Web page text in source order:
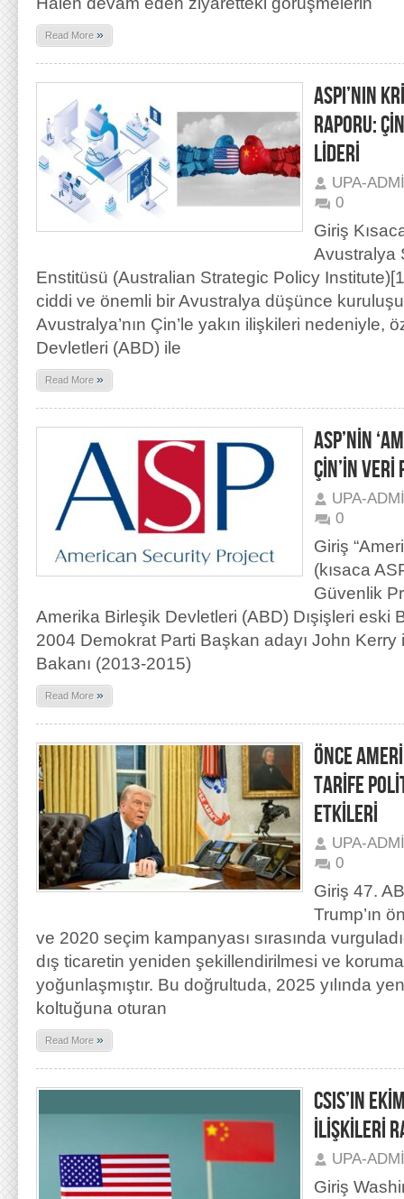
Read More »
ASPI’NIN
RAPORU:
LİDERİ
UPA-
0
Giriş
Avustralya
Enstitüsü (Australian Strategic Policy
ciddi ve önemli bir Avustralya düşünce
Avustralya’nın Çin’le yakın ilişkileri nedeniyle,
Devletleri (ABD) ile
Read More »
ASP’NİN
ÇİN’İN VERİ
UPA-
0
Giriş
(kısaca
Güvenlik
Amerika Birleşik Devletleri (ABD) Dışişleri eski
2004 Demokrat Parti Başkan adayı John
Bakanı (2013-2015)
Read More »
ÖNCE
TARİFE
ETKİLERİ
UPA-
0
Giriş 47.
Trump’ın
ve 2020 seçim kampanyası sırasında
dış ticaretin yeniden şekillendirilmesi ve
yoğunlaşmıştır. Bu doğrultuda, 2025 yılında
koltuğuna oturan
Read More »
CSIS’IN
İLİŞKİLERİ
UPA-
Giriş